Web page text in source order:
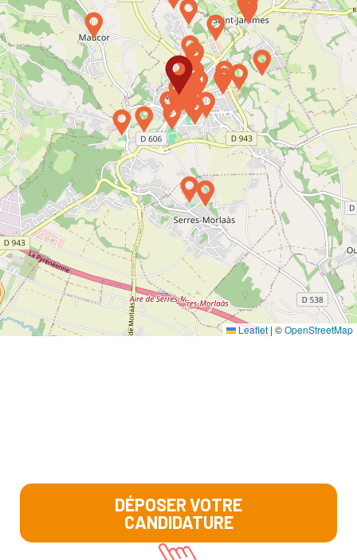
Leaflet | ©OpenStreetMap
DÉPOSER VOTRE
CANDIDATURE